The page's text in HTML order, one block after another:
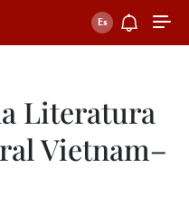
Literatura
Vietnam–